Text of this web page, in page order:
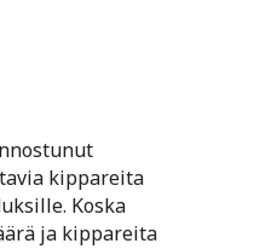
kippareita
Koska
ja kippareita